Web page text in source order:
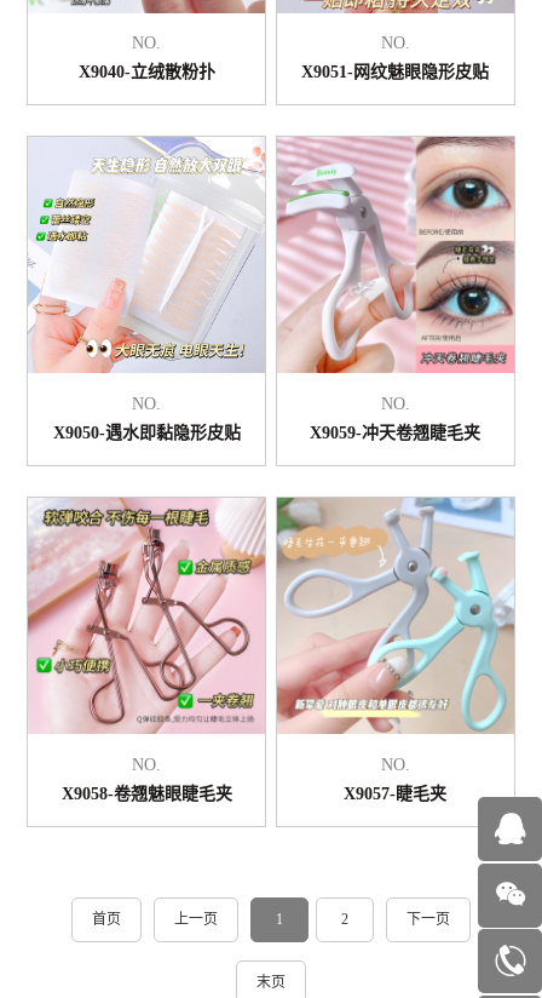
NO.
X9040-立绒散粉扑
NO.
X9051-网纹魅眼隐形皮贴
NO.
X9050-遇水即黏隐形皮贴
NO.
X9059-冲天卷翘睫毛夹
NO.
X9058-卷翘魅眼睫毛夹
NO.
X9057-睫毛夹
首页 上一页 1 2 下一页
末页